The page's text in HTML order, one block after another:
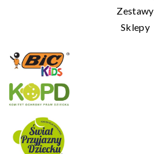
Zestawy
Sklepy